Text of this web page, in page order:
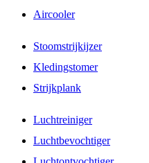
Aircooler
Stoomstrijkijzer
Kledingstomer
Strijkplank
Luchtreiniger
Luchtbevochtiger